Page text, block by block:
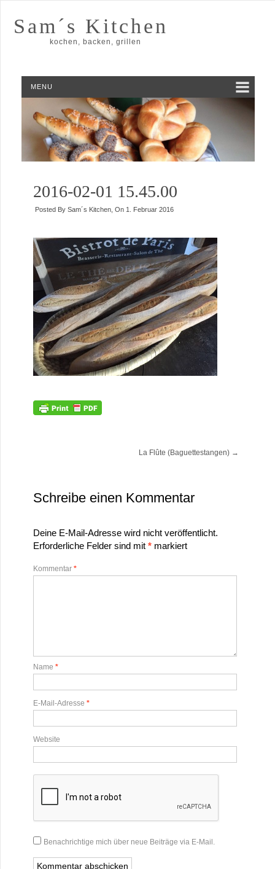
Sam´s Kitchen
kochen, backen, grillen
MENU
2016-02-01 15.45.00
Posted By Sam´s Kitchen, On 1. Februar 2016
La Flûte (Baguettestangen) →
Schreibe einen Kommentar
Deine E-Mail-Adresse wird nicht veröffentlicht.
Erforderliche Felder sind mit *markiert
Kommentar *
Name *
E-Mail-Adresse *
Website
Benachrichtige mich über neue Beiträge via E-Mail.